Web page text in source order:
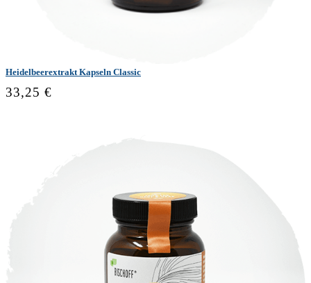
Heidelbeerextrakt Kapseln Classic
33,25 €